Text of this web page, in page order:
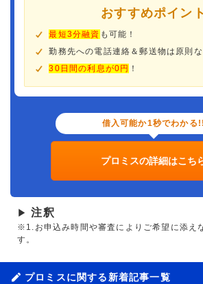
おすすめポイント
最短3分融資 も可能！
勤務先への電話連絡＆郵送物は原則な
30日間の利息が0円 ！
借入可能か1秒でわかる!!
プロミスの詳細はこち
▶ 注釈
※1.お申込み時間や審査によりご希望に添え
す。
プロミスに関する新着記事一覧